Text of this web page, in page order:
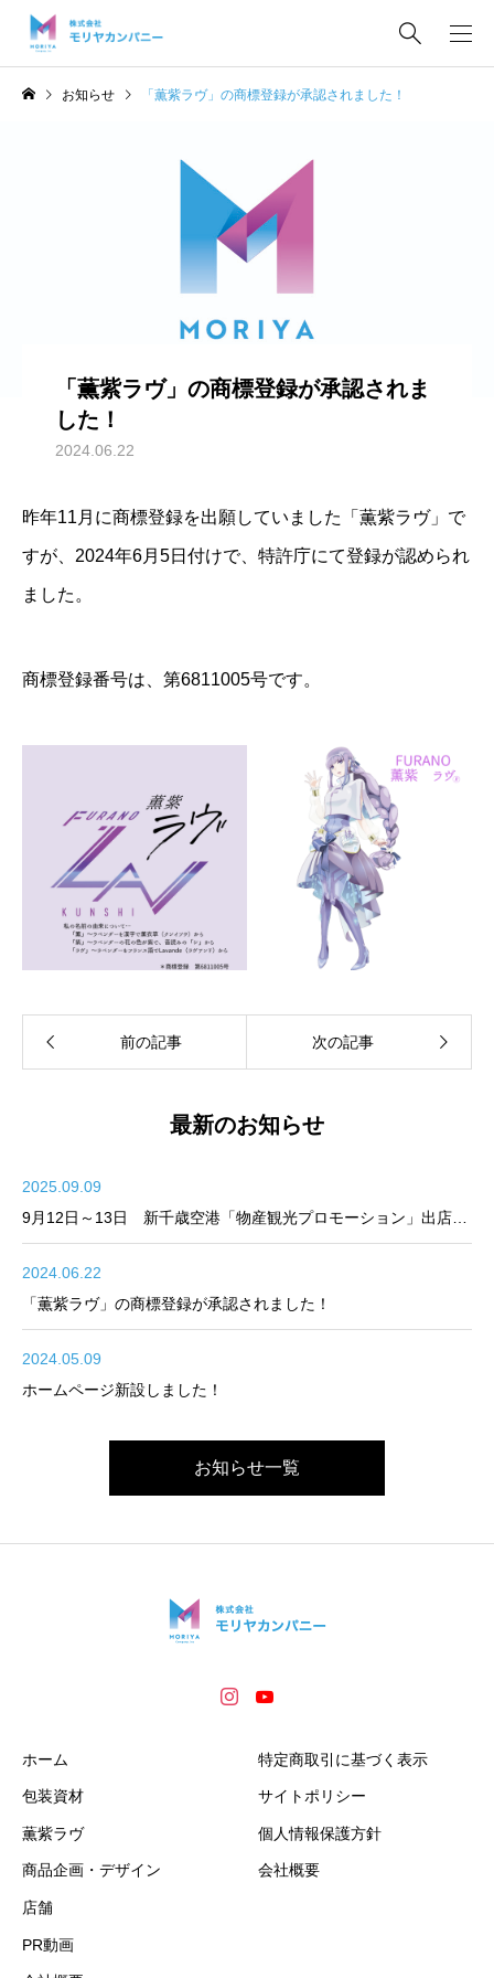
お知らせ 「薫紫ラヴ」の商標登録が承認されました！
「薫紫ラヴ」の商標登録が承認されま
した！
2024.06.22
昨年11月に商標登録を出願していました「薫紫ラヴ」で
すが、2024年6月5日付けで、特許庁にて登録が認められ
ました。
商標登録番号は、第6811005号です。
最新のお知らせ
2025.09.09
2024.06.22
「薫紫ラヴ」の商標登録が承認されました！
2024.05.09
ホームページ新設しました！
お知らせ一覧
ホーム
包装資材
薫紫ラヴ
商品企画・デザイン
店舗
PR動画
特定商取引に基づく表示
サイトポリシー
個人情報保護方針
会社概要